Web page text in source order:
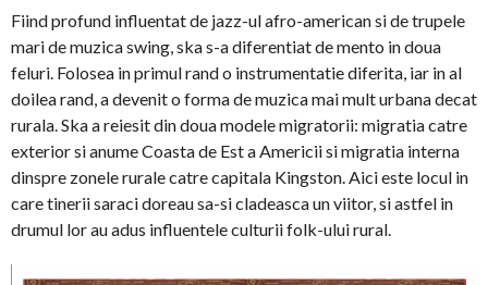
Fiind profund influentat de jazz-ul afro-american si de trupele
mari de muzica swing, ska s-a diferentiat de mento in doua
feluri. Folosea in primul rand o instrumentatie diferita, iar in al
doilea rand, a devenit o forma de muzica mai mult urbana decat
rurala. Ska a reiesit din doua modele migratorii: migratia catre
exterior si anume Coasta de Est a Americii si migratia interna
dinspre zonele rurale catre capitala Kingston. Aici este locul in
care tinerii saraci doreau sa-si cladeasca un viitor, si astfel in
drumul lor au adus influentele culturii folk-ului rural.